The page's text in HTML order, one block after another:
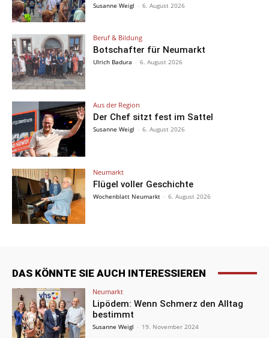
Susanne Weigl - 6. August 2026
Beruf & Bildung
Botschafter für Neumarkt
Ulrich Badura - 6. August 2026
Aus der Region
Der Chef sitzt fest im Sattel
Susanne Weigl - 6. August 2026
Neumarkt
Flügel voller Geschichte
Wochenblatt Neumarkt - 6. August 2026
DAS KÖNNTE SIE AUCH INTERESSIEREN
Neumarkt
Lipödem: Wenn Schmerz den Alltag
bestimmt
Susanne Weigl - 19. November 2024